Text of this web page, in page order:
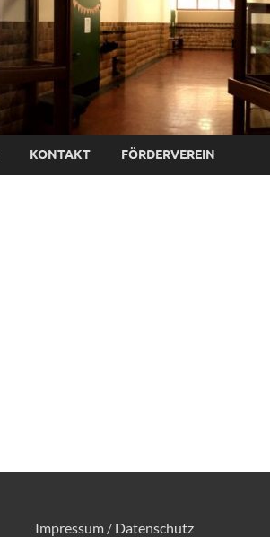
KONTAKT FÖRDERVEREIN
Impressum / Datenschutz